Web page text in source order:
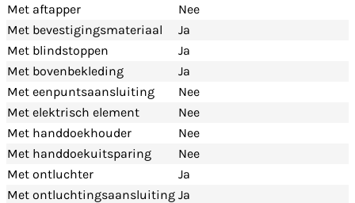
Met aftapper
Nee
Met bevestigingsmateriaal
Ja
Met blindstoppen
Ja
Met bovenbekleding
Ja
Met eenpuntsaansluiting
Nee
Met elektrisch element
Nee
Met handdoekhouder
Nee
Met handdoekuitsparing
Nee
Met ontluchter
Ja
Met ontluchtingsaansluiting Ja